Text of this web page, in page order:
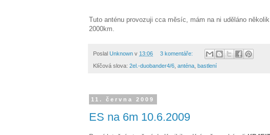
Tuto anténu provozuji cca měsíc, mám na ni uděláno
2000km.
Poslal Unknown v 13:06 3 komentáře:
Klíčová slova: 2el.-duobander4/6 anténa bastlení
11. června 2009
ES na 6m 10.6.2009